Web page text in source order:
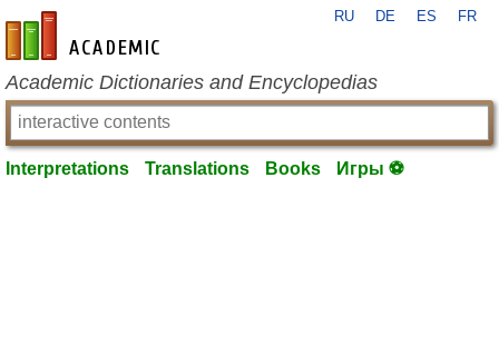
en-academic.com
RU DE ES FR
Academic Dictionaries and Encyclopedias
Interpretations Translations Books Игры ⚽